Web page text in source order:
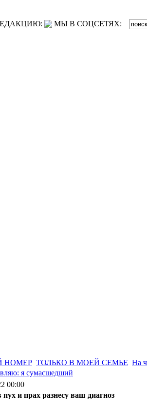
МЫ В СОЦСЕТЯХ:
НОМЕР ТОЛЬКО В МОЕЙ СЕМЬЕ На
я сумасшедший
00:00
пух и прах разнесу ваш диагноз